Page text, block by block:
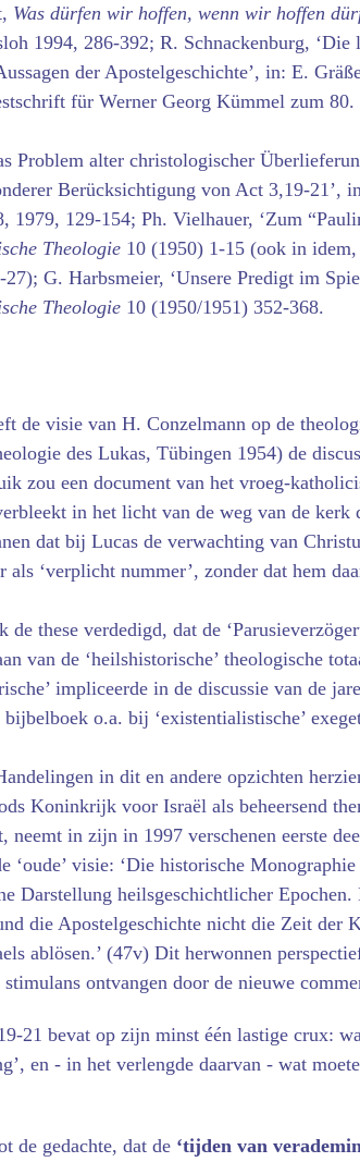
Was dürfen wir hoffen, wenn wir hoffen
1994, 286-392; R. Schnackenburg, ‘Die
der Apostelgeschichte’, in: E.
für Werner Georg Kümmel zum 80.
Problem alter christologischer
Berücksichtigung von Act 3,19-21’,
1979, 129-154; Ph. Vielhauer, ‘Zum
Theologie 10 (1950) 1-15 (ook in idem,
G. Harbsmeier, ‘Unsere Predigt im
Theologie 10 (1950/1951) 352-368.
de visie van H. Conzelmann op de
des Lukas, Tübingen 1954) de
zou een document van het vroeg-
in het licht van de weg van de kerk
dat bij Lucas de verwachting van
als ‘verplicht nummer’, zonder dat hem
these verdedigd, dat de
van de ‘heilshistorische’ theologische
impliceerde in de discussie van de
o.a. bij ‘existentialistische’
in dit en andere opzichten
Koninkrijk voor Israël als beheersend
neemt in zijn in 1997 verschenen eerste
‘oude’ visie: ‘Die historische
Darstellung heilsgeschichtlicher Epochen.
die Apostelgeschichte nicht die Zeit der
ablösen.’ (47v) Dit herwonnen
ontvangen door de nieuwe
21 bevat op zijn minst één lastige crux:
en - in het verlengde daarvan - wat
de gedachte, dat de ‘tijden van